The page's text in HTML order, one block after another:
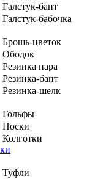
Галстук-бант
Галстук-бабочка
Брошь-цветок
Ободок
Резинка пара
Резинка-бант
Резинка-шелк
Гольфы
Носки
Колготки
Туфли